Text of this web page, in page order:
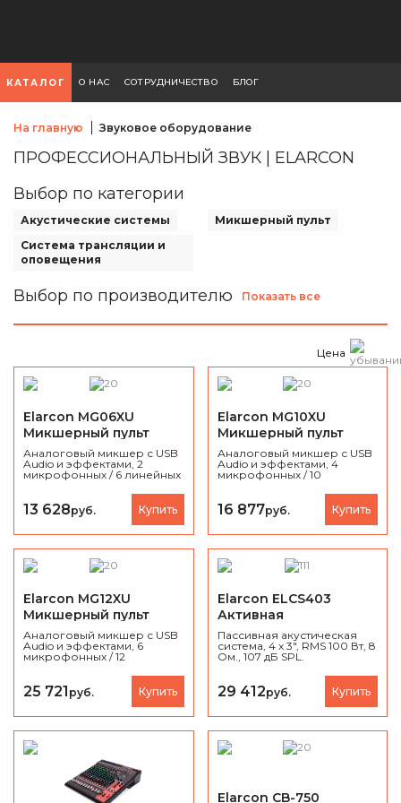
КАТАЛОГ О НАС СОТРУДНИЧЕСТВО БЛОГ
На главную Звуковое оборудование
ПРОФЕССИОНАЛЬНЫЙ ЗВУК | ELARCON
Выбор по категории
Акустические системы
Микшерный пульт
Система трансляции и
оповещения
Выбор по производителю Показать все
Цена
Elarcon MG06XU
Микшерный пульт
Аналоговый микшер с USB
Audio и эффектами, 2
микрофонных / 6 линейных
USB Audio 2х2, SPX с 6
программами
13 628руб. Купить
Elarcon MG10XU
Микшерный пульт
Аналоговый микшер с USB
Audio и эффектами, 4
микрофонных / 10
3 стерео), 4 шины AUX (вкл.
FX), USB Audio 2х2, SPX с 24
программами
16 877руб. Купить
Elarcon MG12XU
Микшерный пульт
Аналоговый микшер с USB
Audio и эффектами, 6
микрофонных / 12
4 стерео), 2 шины AUX (вкл.
FX), USB Audio 2х2, SPX с 24
программами
25 721 руб. Купить
Elarcon ELCS403
Активная
акустическая система
Пассивная акустическая
система, 4 x 3", RMS 100 Вт, 8
Ом., 107 дБ SPL.
29 412руб. Купить
Elarcon CB-750